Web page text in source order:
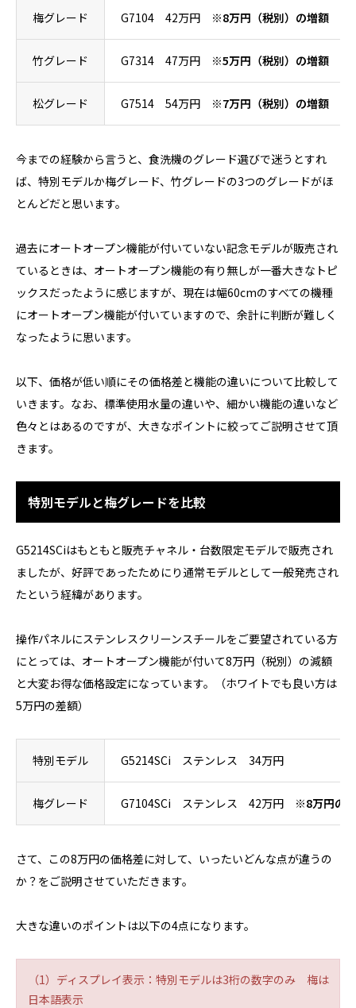
梅グレード G7104 42万円 ※8万円（税別）の増額
竹グレード G7314 47万円 ※5万円（税別）の増額
松グレード G7514 54万円 ※7万円（税別）の増額
今までの経験から言うと、食洗機のグレード選びで迷うとすれ
ば、特別モデルか梅グレード、竹グレードの3つのグレードがほ
とんどだと思います。
過去にオートオープン機能が付いていない記念モデルが販売され
ているときは、オートオープン機能の有り無しが一番大きなトピ
ックスだったように感じますが、現在は幅60cmのすべての機種
にオートオープン機能が付いていますので、余計に判断が難しく
なったように思います。
以下、価格が低い順にその価格差と機能の違いについて比較して
いきます。なお、標準使用水量の違いや、細かい機能の違いなど
色々とはあるのですが、大きなポイントに絞ってご説明させて頂
きます。
特別モデルと梅グレードを比較
G5214SCiはもともと販売チャネル・台数限定モデルで販売され
ましたが、好評であったためにり通常モデルとして一般発売され
たという経緯があります。
操作パネルにステンレスクリーンスチールをご要望されている方
にとっては、オートオープン機能が付いて8万円（税別）の減額
と大変お得な価格設定になっています。（ホワイトでも良い方は
5万円の差額）
特別モデル G5214SCi ステンレス 34万円
梅グレード G7104SCi ステンレス 42万円 ※8万円の
さて、この8万円の価格差に対して、いったいどんな点が違うの
か？をご説明させていただきます。
大きな違いのポイントは以下の4点になります。
（1）ディスプレイ表示：特別モデルは3桁の数字のみ 梅は
日本語表示